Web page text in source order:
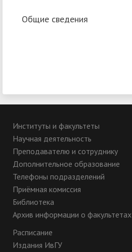
Общие сведения
Институты и факультеты
Научная деятельность
Преподавателю и сотруднику
Дополнительное образование
Телефоны подразделений
Приёмная комиссия
Библиотека
Архив информации о факультетах
Расписание
Издания ИвГУ